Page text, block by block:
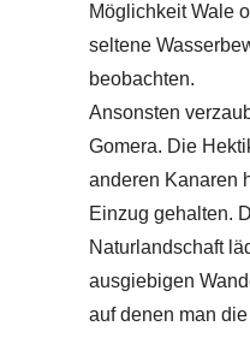
Möglichkeit Wale
seltene
beobachten.
Ansonsten
Gomera. Die
anderen Kanaren
Einzug gehalten.
Naturlandschaft
ausgiebigen
auf denen man